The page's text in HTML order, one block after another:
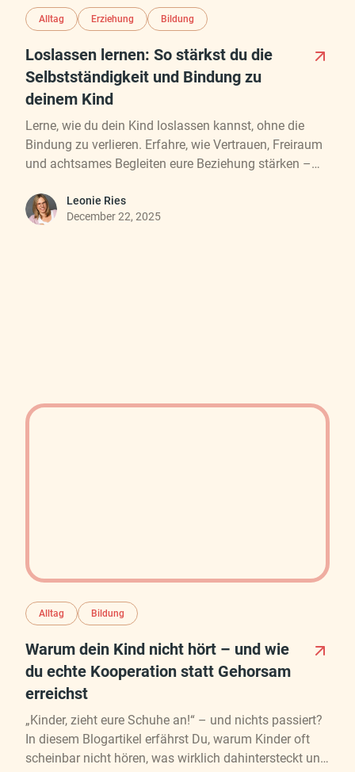
Alltag Erziehung Bildung
Loslassen lernen: So stärkst du die
Selbstständigkeit und Bindung zu
deinem Kind
Lerne, wie du dein Kind loslassen kannst, ohne die
Bindung zu verlieren. Erfahre, wie Vertrauen, Freiraum
und achtsames Begleiten eure Beziehung stärken –
Leonie Ries
December 22, 2025
Alltag Bildung
Warum dein Kind nicht hört – und wie
du echte Kooperation statt Gehorsam
erreichst
„Kinder, zieht eure Schuhe an!“ – und nichts passiert?
In diesem Blogartikel erfährst Du, warum Kinder oft
scheinbar nicht hören, was wirklich dahintersteckt und